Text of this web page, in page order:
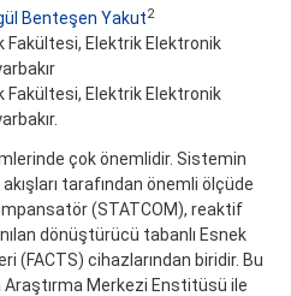
Benteşen Yakut2
Fakültesi, Elektrik Elektronik
Elektrik Elektronik
çok önemlidir. Sistemin
tarafından önemli ölçüde
(STATCOM), reaktif
dönüştürücü tabanlı Esnek
(FACTS) cihazlarından biridir. Bu
Araştırma Merkezi Enstitüsü ile